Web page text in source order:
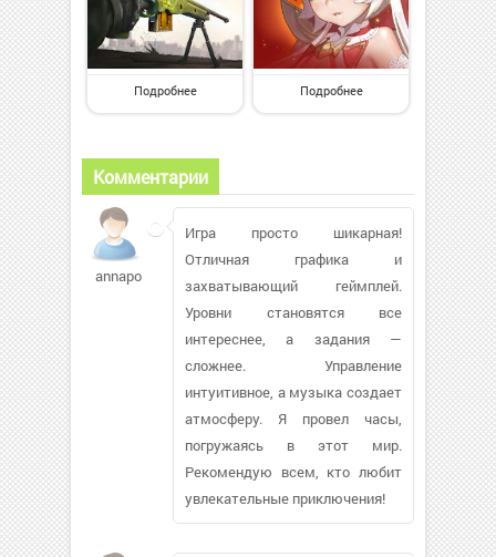
Подробнее Подробнее
Комментарии
annapolice
Игра просто шикарная!
Отличная графика и
захватывающий геймплей.
Уровни становятся все
интереснее, а задания —
сложнее. Управление
интуитивное, а музыка создает
атмосферу. Я провел часы,
погружаясь в этот мир.
Рекомендую всем, кто любит
увлекательные приключения!